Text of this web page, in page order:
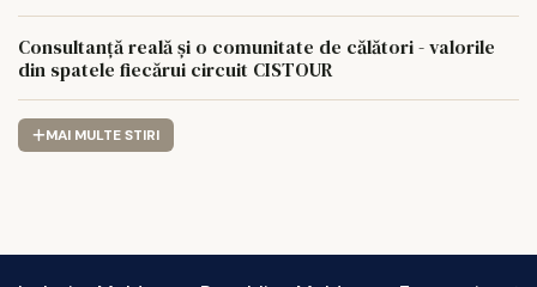
Consultanță reală și o comunitate de călători - valorile
din spatele fiecărui circuit CISTOUR
MAI MULTE STIRI